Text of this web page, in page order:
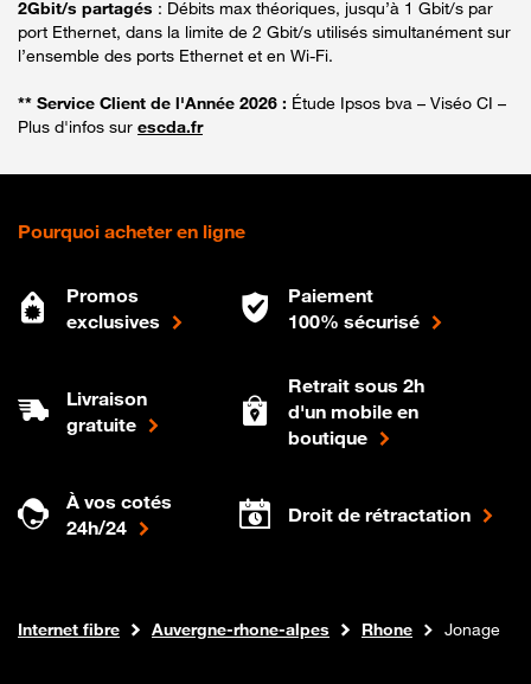
2Gbit/s partagés : Débits max théoriques, jusqu’à 1 Gbit/s par
port Ethernet, dans la limite de 2 Gbit/s utilisés simultanément sur
l’ensemble des ports Ethernet et en Wi-Fi.
** Service Client de l'Année 2026 : Étude Ipsos bva – Viséo CI –
Plus d'infos sur escda.fr
Pourquoi acheter en ligne
Promos
exclusives
Paiement
100% sécurisé
Livraison
gratuite
Retrait sous 2h
d'un mobile en
boutique
À vos cotés
24h/24
Droit de rétractation
Boutique Orange
Internet fibre Auvergne-rhone-alpes Rhone Jonage